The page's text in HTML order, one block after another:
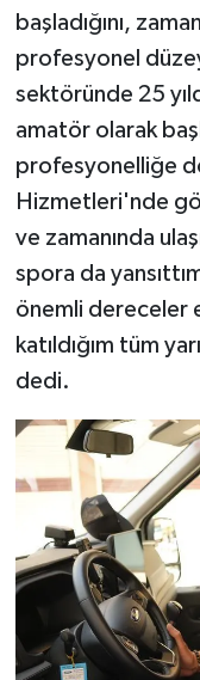
başladığını,
profesyonel
sektöründe 25
amatör olarak
profesyonelliğe
Hizmetleri'nde
ve zamanında
spora da
önemli dereceler
katıldığım tüm
dedi.